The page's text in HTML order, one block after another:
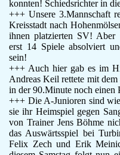
konnten! Schiedsrichter in
+++ Unsere 3.Mannschaft
Kreisstadt nach
ihnen platzierten SV! Aber
erst 14 Spiele absolviert
sein!
+++ Auch hier gab es im
Andreas Keil rettete mit
in der 90.Minute noch einen
+++ Die A-Junioren sind
sie ihr Heimspiel gegen
von Trainer Jens Böhme
das Auswärtsspiel bei
Felix Zech und Erik